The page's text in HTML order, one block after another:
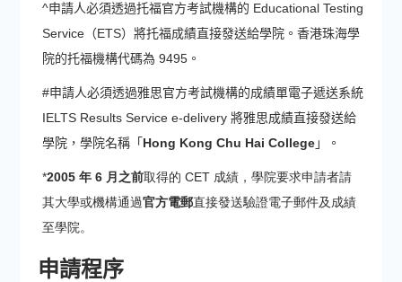
^申請人必須透過托福官方考試機構的 Educational Testing
Service（ETS）將托福成績直接發送給學院。香港珠海學
院的托福機構代碼為 9495。
#申請人必須透過雅思官方考試機構的成績單電子遞送系統
IELTS Results Service e-delivery 將雅思成績直接發送給
學院，學院名稱「 Hong Kong Chu Hai College」。
*2005 年 6 月之前取得的 CET 成績，學院要求申請者請
其大學或機構通過官方電郵直接發送驗證電子郵件及成績
至學院。
申請程序